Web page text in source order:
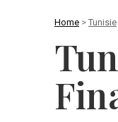
Home > Tunisie